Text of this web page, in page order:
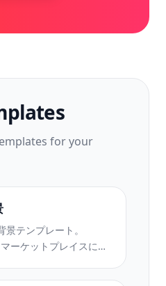
for your
テンプレート。
ーケットプレイスに対
設定。